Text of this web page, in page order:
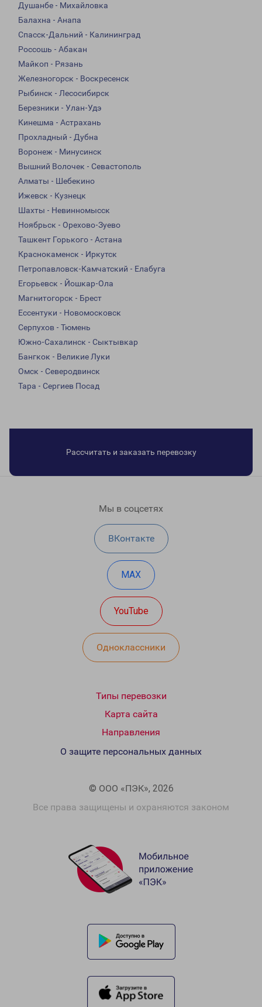
Душанбе - Михайловка
Балахна - Анапа
Спасск-Дальний - Калининград
Россошь - Абакан
Майкоп - Рязань
Железногорск - Воскресенск
Рыбинск - Лесосибирск
Березники - Улан-Удэ
Кинешма - Астрахань
Прохладный - Дубна
Воронеж - Минусинск
Вышний Волочек - Севастополь
Алматы - Шебекино
Ижевск - Кузнецк
Шахты - Невинномысск
Ноябрьск - Орехово-Зуево
Ташкент Горького - Астана
Краснокаменск - Иркутск
Петропавловск-Камчатский - Елабуга
Егорьевск - Йошкар-Ола
Магнитогорск - Брест
Ессентуки - Новомосковск
Серпухов - Тюмень
Южно-Сахалинск - Сыктывкар
Бангкок - Великие Луки
Омск - Северодвинск
Тара - Сергиев Посад
Рассчитать и заказать перевозку
Мы в соцсетях
ВКонтакте
MAX
YouTube
Одноклассники
Типы перевозки
Карта сайта
Направления
© ООО «ПЭК», 2026
Все права защищены и охраняются законом
О защите персональных данных